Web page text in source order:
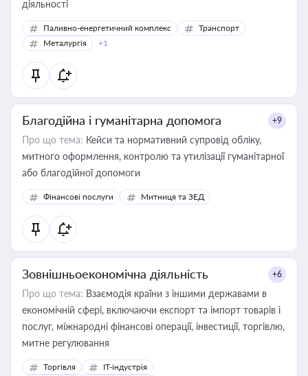
діяльності
Паливно-енергетичний комплекс
Транспорт
Металургія
+1
Благодійна і гуманітарна допомога +9
Про що тема: Кейси та нормативний супровід обліку,
митного оформлення, контролю та утилізації гуманітарної
або благодійної допомоги
Фінансові послуги Митниця та ЗЕД
Зовнішньоекономічна діяльність +6
Про що тема: Взаємодія країни з іншими державами в
економічній сфері, включаючи експорт та імпорт товарів і
послуг, міжнародні фінансові операції, інвестиції, торгівлю,
митне регулювання
Торгівля
IT-індустрія